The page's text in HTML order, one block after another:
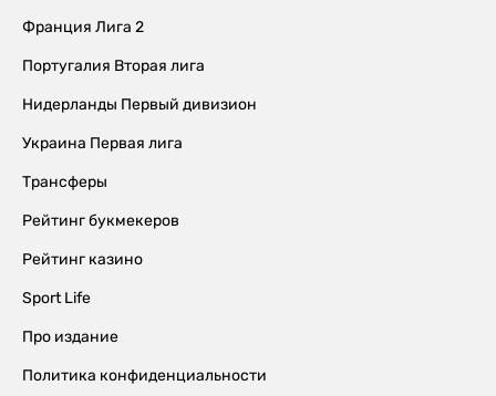
Франция Лига 2
Португалия Вторая лига
Нидерланды Первый дивизион
Украина Первая лига
Трансферы
Рейтинг букмекеров
Рейтинг казино
Sport Life
Про издание
Политика конфиденциальности